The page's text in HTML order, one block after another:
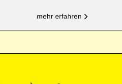
mehr erfahren